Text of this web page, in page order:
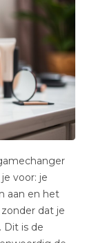
voor: je
aan en het
dat je
Dit is de